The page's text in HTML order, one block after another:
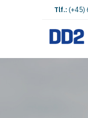
Tlf.: (+45)